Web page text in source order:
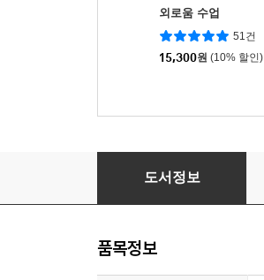
외로움 수업
51건
15,300원 (10% 할인)
은하환담
도서정보
품목정보